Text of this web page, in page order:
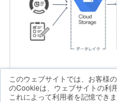
このウェブサイトでは、お客様
のCookieは、ウェブサイトの利
これによって利用者を記憶できま
また、データレイク